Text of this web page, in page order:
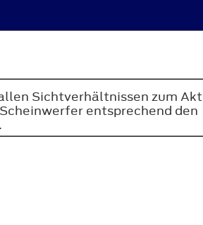
Sichtverhältnissen zum
entsprechend den